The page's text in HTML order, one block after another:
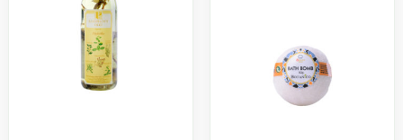
množství